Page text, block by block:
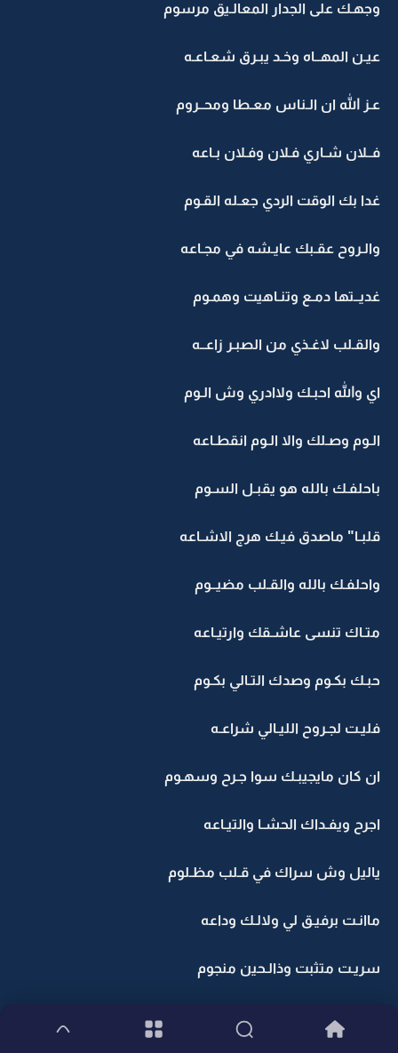
وجهـك على الجدار المعالـيق مرسوم
عيـن المهــاه وخـد يبـرق شعـاعـه
عـز الله ان الـناس معـطا ومحــروم
فــلان شـاري فـلان وفـلان بـاعه
غدا بك الوقت الردي جعـله القـوم
والـروح عقـبك عايـشه في مجـاعه
غديــتها دمـع وتنـاهيت وهمـوم
والقـلب لاغـذي من الصبـر زاعــه
اي والله احبـك ولاادري وش الـوم
الـوم وصـلك والا الـوم انقطـاعه
باحلفـك بالله هو يقبـل السـوم
قلبـا" ماصدق فيـك هرج الاشـاعه
واحلفـك بالله والقـلب مضيــوم
متـاك تنسى عاشـقك وارتيـاعه
حبـك بكـوم وصدك التـالي بكـوم
فليـت لجـروح الليـالي شراعـه
ان كان مايجيبـك سوا جـرح وسهـوم
اجرح ويفـداك الحشـا والتيـاعه
ياليل وش سراك في قـلب مظـلوم
ماانـت برفيـق لي ولالـك وداعه
سريـت متثبت وذالـحين منجوم